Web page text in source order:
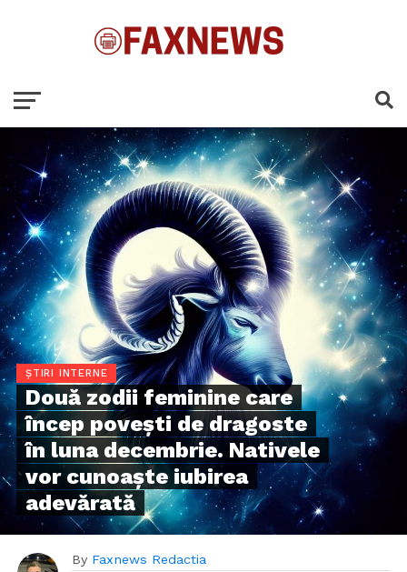
ȘTIRI INTERNE
Două zodii feminine care
încep povești de dragoste
în luna decembrie. Nativele
vor cunoaște iubirea
adevărată
By Faxnews Redactia